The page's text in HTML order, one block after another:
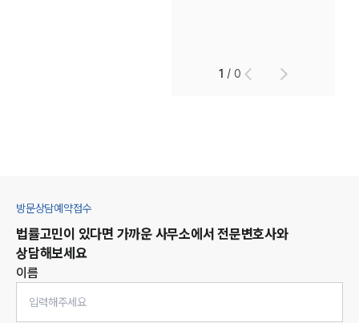
1 /0
방문상담예약접수
법률고민이 있다면 가까운 사무소에서 전문변호사와
상담해보세요
이름